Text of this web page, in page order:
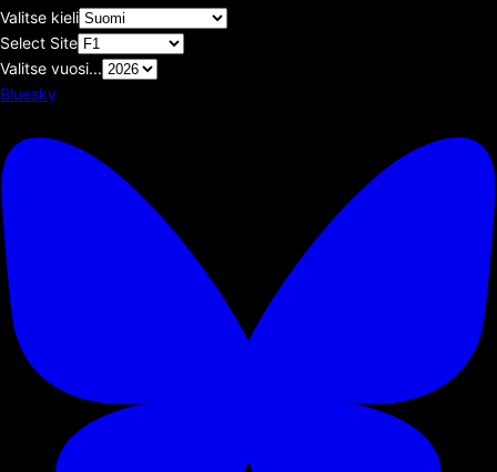
Valitse kieli
Select Site
Valitse vuosi...
Bluesky